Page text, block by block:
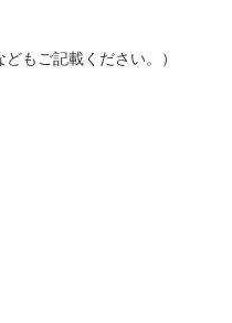
もご記載ください。）